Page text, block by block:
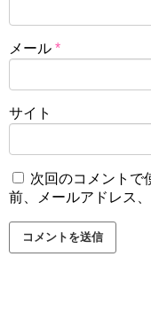
メール *
サイト
次回のコメントで
前、メールアドレス